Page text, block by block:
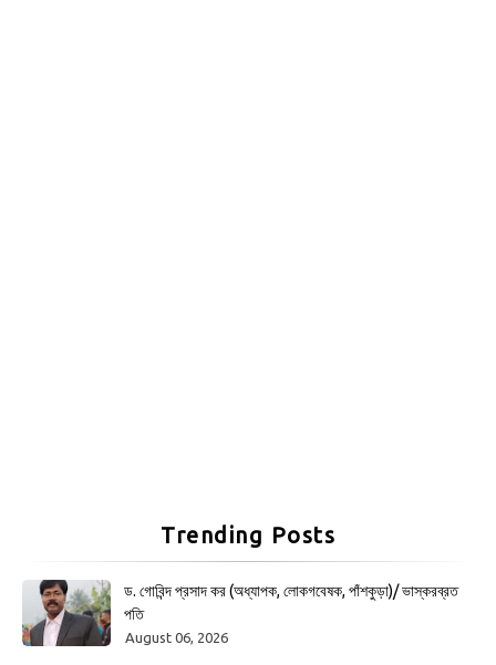
Trending Posts
ড. গোবিন্দ প্রসাদ কর (অধ্যাপক, লোকগবেষক, পাঁশকুড়া)/ ভাস্করব্রত
পতি
August 06, 2026